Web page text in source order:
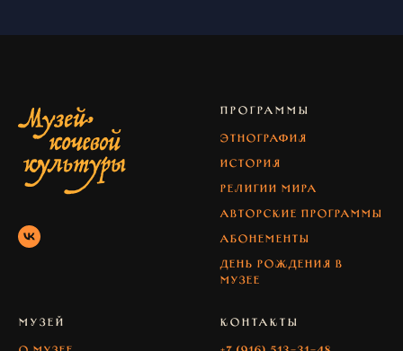
ПРОГРАММЫ
Этнография
История
Религии мира
Авторские программы
абонементы
день рождения в
музее
МУЗЕЙ
КОНТАКТЫ